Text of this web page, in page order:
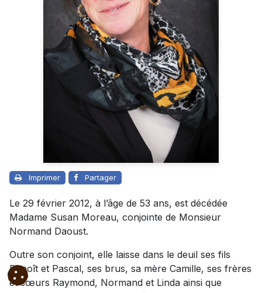
Imprimer Partager
Le 29 février 2012, à l’âge de 53 ans, est décédée
Madame Susan Moreau, conjointe de Monsieur
Normand Daoust.
Outre son conjoint, elle laisse dans le deuil ses fils
Benoît et Pascal, ses brus, sa mère Camille, ses frères
et sœurs Raymond, Normand et Linda ainsi que